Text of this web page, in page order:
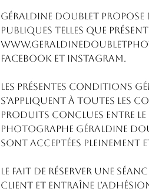
Géraldine Doublet
publiques telles que
Facebook et Instagram.
Les présentes conditions
s’appliquent à toutes les
produits conclues entre le
Photographe Géraldine
sont acceptées pleinement
Le fait de réserver une
client et entraîne